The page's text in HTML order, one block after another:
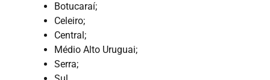
Botucaraí;
Celeiro;
Central;
Médio Alto Uruguai;
Serra;